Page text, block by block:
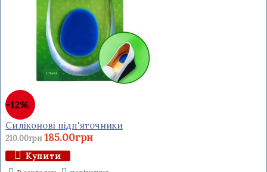
-12%
Силіконові підп'яточники
210.00грн 185.00грн
Купити